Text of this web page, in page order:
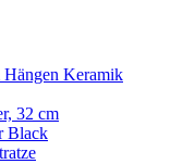
Hängen Keramik
32 cm
Black